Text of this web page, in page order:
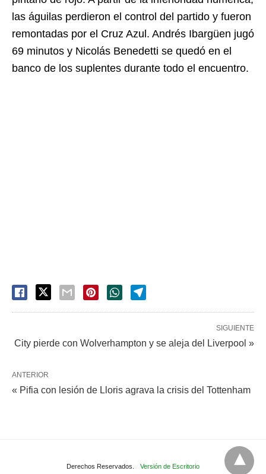
las águilas perdieron el control del partido y fueron
remontadas por el Cruz Azul. Andrés Ibargüen jugó
69 minutos y Nicolás Benedetti se quedó en el
banco de los suplentes durante todo el encuentro.
SIGUIENTE
City pierde con Wolverhampton y se aleja del Liverpool »
ANTERIOR
« Pifia con lesión de Lloris agrava la crisis del Tottenham
Derechos Reservados. Versión de Escritorio